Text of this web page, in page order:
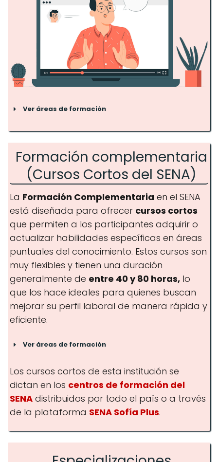
Ver áreas de formación
Ingeniería y tecnología
Salud
Gestión empresarial
Tecnologías de la información
Formación complementaria
(Cursos Cortos del SENA)
La Formación Complementaria en el SENA
está diseñada para ofrecer cursos cortos
que permiten a los participantes adquirir o
actualizar habilidades específicas en áreas
puntuales del conocimiento. Estos cursos son
muy flexibles y tienen una duración
generalmente de entre 40 y 80 horas, lo
que los hace ideales para quienes buscan
mejorar su perfil laboral de manera rápida y
eficiente.
Ver áreas de formación
Tecnologías de la información
Los cursos cortos de esta institución se
dictan en los centros de formación del
SENA distribuidos por todo el país o a través
de la plataforma SENA Sofía Plus.